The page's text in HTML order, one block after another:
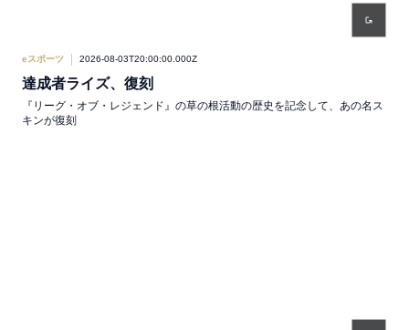
eスポーツ 2026-08-03T20:00:00.000Z
達成者ライズ、復刻
『リーグ・オブ・レジェンド』の草の根活動の歴史を記念して、あの名ス
キンが復刻